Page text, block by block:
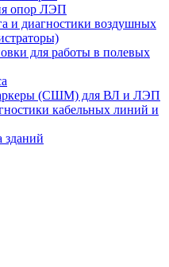
опор ЛЭП
и диагностики воздушных
для работы в полевых
(СШМ) для ВЛ и ЛЭП
кабельных линий и
зданий